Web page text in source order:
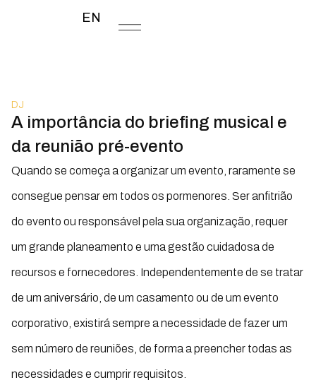
EN
DJ
A importância do briefing musical e
da reunião pré-evento
Quando se começa a organizar um evento, raramente se
consegue pensar em todos os pormenores. Ser anfitrião
do evento ou responsável pela sua organização, requer
um grande planeamento e uma gestão cuidadosa de
recursos e fornecedores. Independentemente de se tratar
de um aniversário, de um casamento ou de um evento
corporativo, existirá sempre a necessidade de fazer um
sem número de reuniões, de forma a preencher todas as
necessidades e cumprir requisitos.